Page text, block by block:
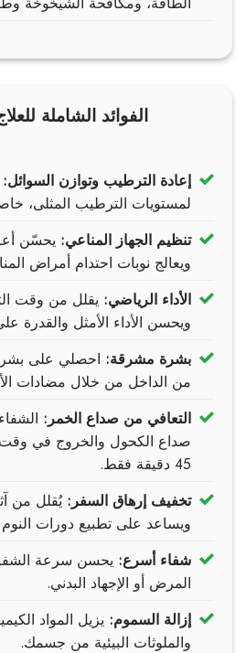
الفوائد الشاملة
إعادة الترطيب وتوازن السوائل:
لمستويات الترطيب المثلى،
تنظيم الجهاز المناعي: يحسّن
ويعالج نوبات احتدام أمراض
الأداء الرياضي: يقلل من وقت
ويحسن الأداء الأمثل والقدرة
بشرة مشرقة: احصلي على
من الداخل من خلال مضادات
التعافي من صداع الخمر:
صداع الكحول والخروج في
45 دقيقة فقط.
تخفيف إرهاق السفر: يُقلل من
ويساعد على تطبيع دورات النوم
شفاء أسرع: يحسن سرعة
المرض أو الإجهاد البدني.
إزالة السموم: يزيل المواد
والملوثات البيئية من جسمك.